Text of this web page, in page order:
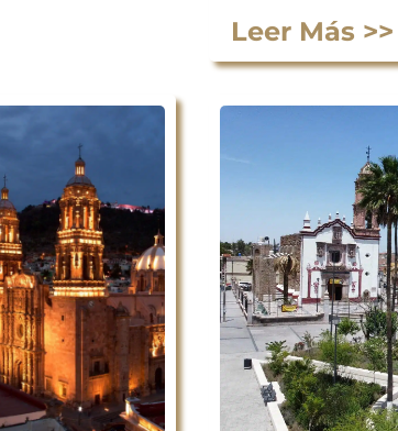
Leer Más >>